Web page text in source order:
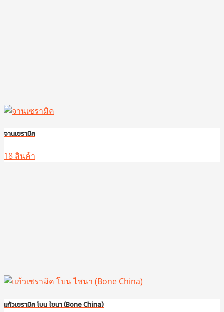
จานเซรามิค
18 สินค้า
แก้วเซรามิค โบน ไชนา (Bone China)